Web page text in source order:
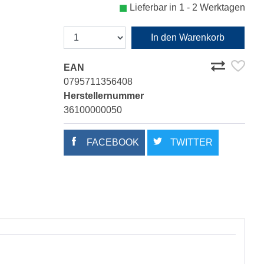
Lieferbar in 1 - 2 Werktagen
In den Warenkorb
EAN
0795711356408
Herstellernummer
36100000050
FACEBOOK TWITTER